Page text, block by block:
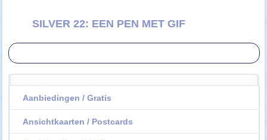
SILVER 22: EEN PEN MET GIF
Aanbiedingen / Gratis
Ansichtkaarten / Postcards